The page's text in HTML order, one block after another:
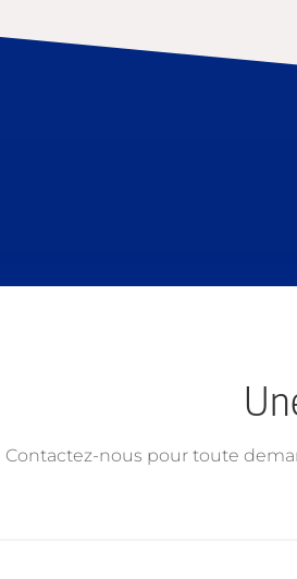
Contactez-nous pour toute